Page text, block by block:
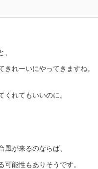
、
きれーいにやってきますね。
くれてもいいのに。
風が来るのならば、
可能性もありそうです。